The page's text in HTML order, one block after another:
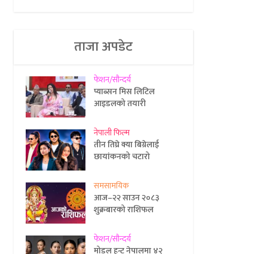
ताजा अपडेट
फेशन/सौन्दर्य
प्याब्सन मिस लिटिल
आइडलको तयारी
नेपाली फिल्म
तीन तिघ्रे क्या बिग्रेलाई
छायांकनको चटारो
समसामयिक
आज–२२ साउन २०८३
शुक्रबारको राशिफल
फेशन/सौन्दर्य
मोडल हन्ट नेपालमा ४२